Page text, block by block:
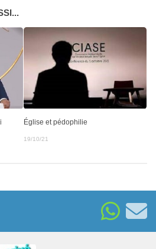
Église et pédophilie
19/10/21